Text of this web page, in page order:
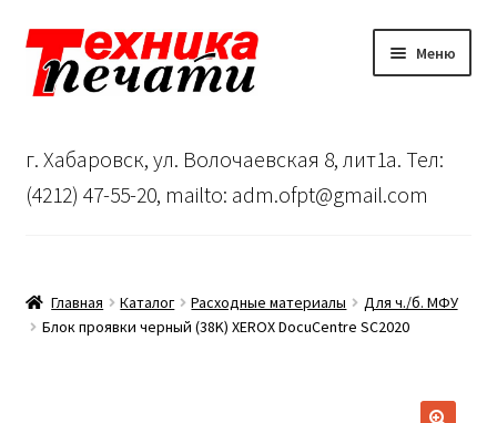
Перейти
навигации
Перейти
содержимому
Меню
Сервисный центр
…
г. Хабаровск, ул. Волочаевская 8, лит1а. Тел:
(4212) 47-55-20, mailto: adm.ofpt@gmail.com
Главная Каталог Расходные материалы
Для ч./б. МФУ
Блок проявки черный (38K) XEROX DocuCentre SC2020